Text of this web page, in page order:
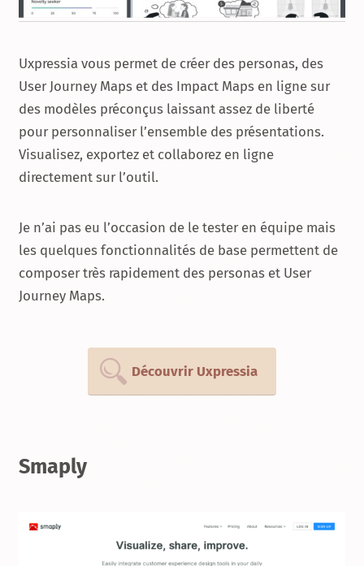
Uxpressia vous permet de créer des personas, des
User Journey Maps et des Impact Maps en ligne sur
des modèles préconçus laissant assez de liberté
pour personnaliser l’ensemble des présentations.
Visualisez, exportez et collaborez en ligne
directement sur l’outil.
Je n’ai pas eu l’occasion de le tester en équipe mais
les quelques fonctionnalités de base permettent de
composer très rapidement des personas et User
Journey Maps.
Découvrir Uxpressia
Smaply